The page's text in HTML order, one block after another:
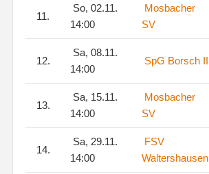
11.
So, 02.11.
14:00
Mosbacher
SV
12.
Sa, 08.11.
14:00
SpG Borsch II
13.
Sa, 15.11.
14:00
Mosbacher
SV
14.
Sa, 29.11.
14:00
FSV
Waltershausen